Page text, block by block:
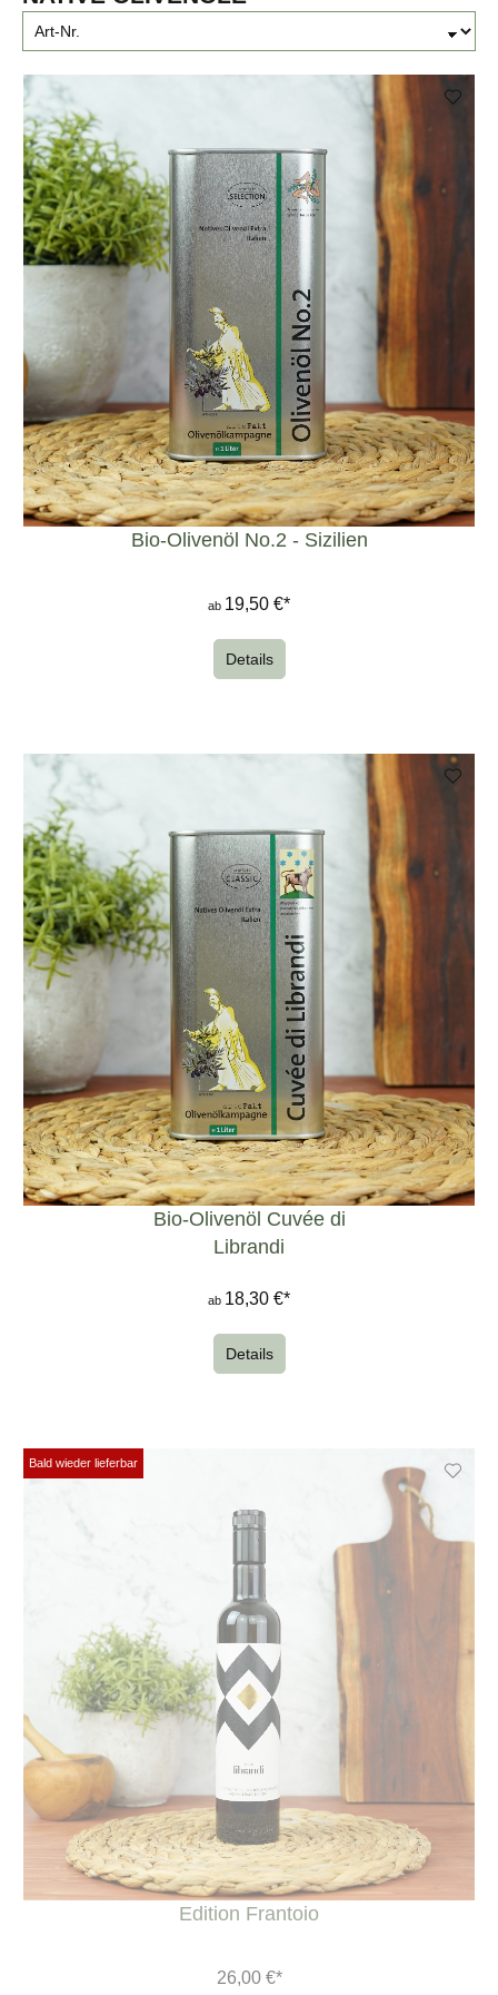
Bio-Olivenöl No.2 - Sizilien
ab 19,50 €*
Details
Bio-Olivenöl Cuvée di
Librandi
ab 18,30 €*
Details
Bald wieder lieferbar
Bald wieder lieferbar
Edition Frantoio
26,00 €*